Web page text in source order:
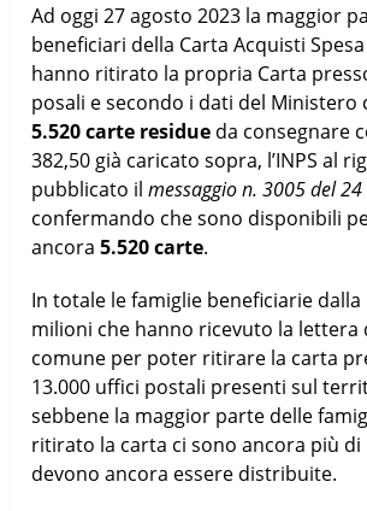
Ad oggi 27 agosto 2023 la maggior
beneficiari della Carta Acquisti
hanno ritirato la propria Carta
posali e secondo i dati del Ministero
5.520 carte residue da consegnare
382,50 già caricato sopra, l’INPS al
pubblicato ilmessaggio n. 3005 del
confermando che sono disponibili
ancora5.520 carte.
In totale le famiglie beneficiarie dalla
milioni che hanno ricevuto la lettera
comune per poter ritirare la carta
13.000 uffici postali presenti sul
sebbene la maggior parte delle
ritirato la carta ci sono ancora più di
devono ancora essere distribuite.